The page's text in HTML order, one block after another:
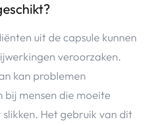
uit de capsule kunnen
veroorzaken.
kan problemen
bij mensen die moeite
Het gebruik van dit